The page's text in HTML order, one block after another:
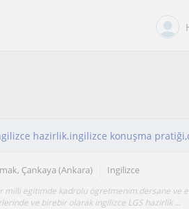
Çankaya (Ankara) Ingilizce
milli egitimde kadrolu ögretmenim.dersane ve
ve birebir olarak ingilizce LGS hazirlik ...